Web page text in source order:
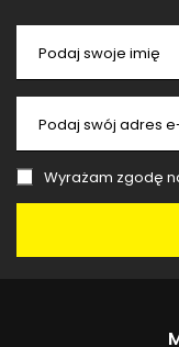
Podaj swoje imię
Podaj swój adres
Wyrażam zgodę na przetwarzanie moich danych